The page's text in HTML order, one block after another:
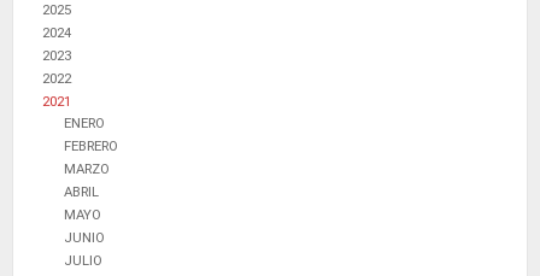
2025
2024
2023
2022
2021
ENERO
FEBRERO
MARZO
ABRIL
MAYO
JUNIO
JULIO